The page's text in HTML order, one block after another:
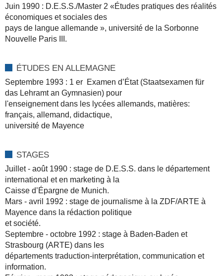
Juin 1990 : D.E.S.S./Master 2 «Études pratiques des réalités
économiques et sociales des
pays de langue allemande », université de la Sorbonne
Nouvelle Paris III.
ÉTUDES EN ALLEMAGNE
Septembre 1993 : 1 er Examen d’État (Staatsexamen für
das Lehramt an Gymnasien) pour
l'enseignement dans les lycées allemands, matières:
français, allemand, didactique,
université de Mayence
STAGES
Juillet - août 1990 : stage de D.E.S.S. dans le département
international et en marketing à la
Caisse d’Épargne de Munich.
Mars - avril 1992 : stage de journalisme à la ZDF/ARTE à
Mayence dans la rédaction politique
et société.
Septembre - octobre 1992 : stage à Baden-Baden et
Strasbourg (ARTE) dans les
départements traduction-interprétation, communication et
information.